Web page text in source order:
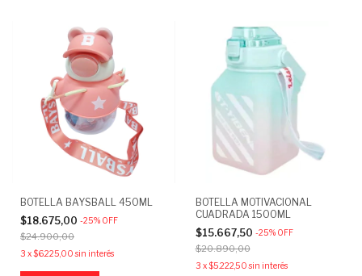
BOTELLA BAYSBALL 450ML
$18.675,00 -25% OFF
$24.900,00
3 x$6.225,00 sin interés
BOTELLA MOTIVACIONAL
CUADRADA 1500ML
$15.667,50 -25% OFF
$20.890,00
3 x$5.222,50 sin interés